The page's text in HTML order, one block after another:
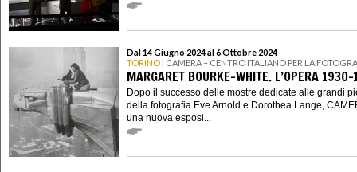
Dal 14 Giugno 2024 al 6 Ottobre 2024
TORINO | CAMERA – CENTRO ITALIANO PER LA
MARGARET BOURKE-WHITE. L’OPERA
Dopo il successo delle mostre dedicate alle grandi
della fotografia Eve Arnold e Dorothea Lange,
una nuova esposi...